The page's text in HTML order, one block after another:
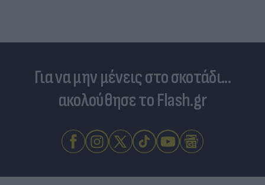
Για να μην μένεις στο σκοτάδι...
ακολούθησε το Flash.gr